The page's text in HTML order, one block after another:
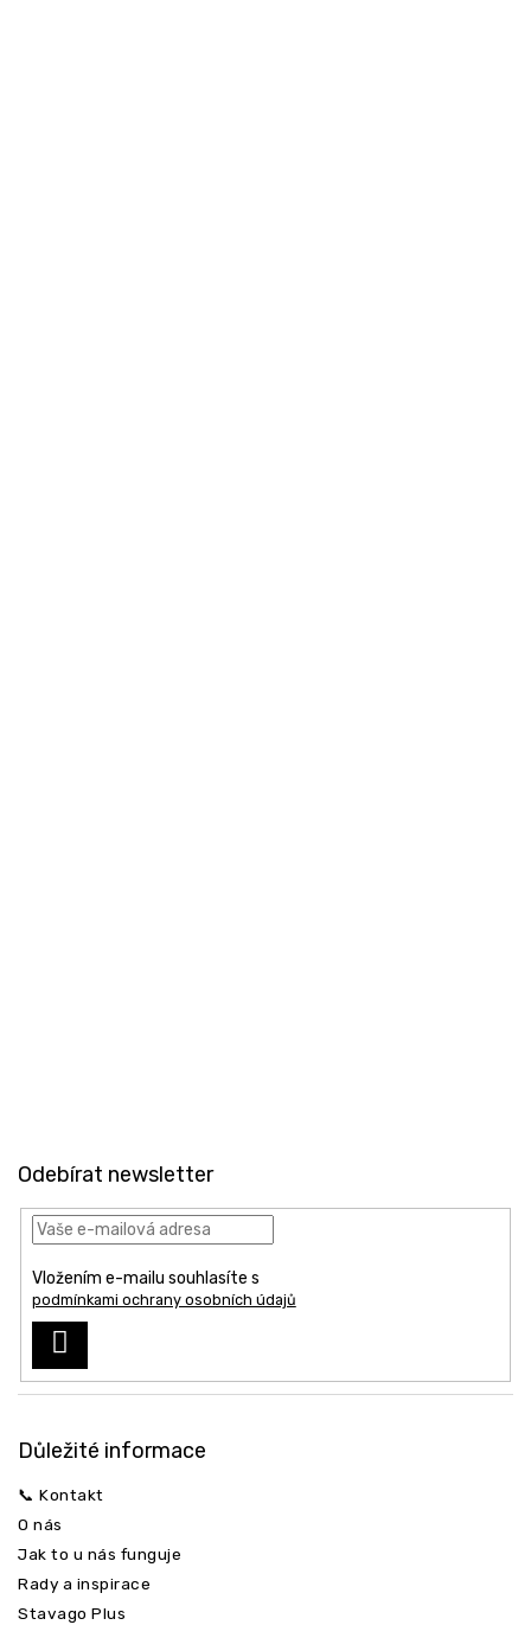
Odebírat newsletter
Vložením e-mailu souhlasíte s
podmínkami ochrany osobních údajů
SE
Důležité informace
📞 Kontakt
O nás
Jak to u nás funguje
Rady a inspirace
Stavago Plus